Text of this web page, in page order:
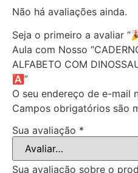
Não há avaliações ainda.
Seja o primeiro a avaliar
Aula com Nosso
ALFABETO COM
🅰️”
O seu endereço de e-mail
Campos obrigatórios são
Sua avaliação *
Sua avaliação sobre o